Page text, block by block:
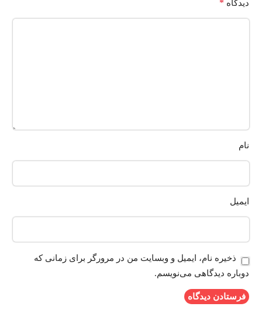
دیدگاه *
نام
ایمیل
ذخیره نام، ایمیل و وبسایت من در مرورگر برای زمانی که
دوباره دیدگاهی می‌نویسم.